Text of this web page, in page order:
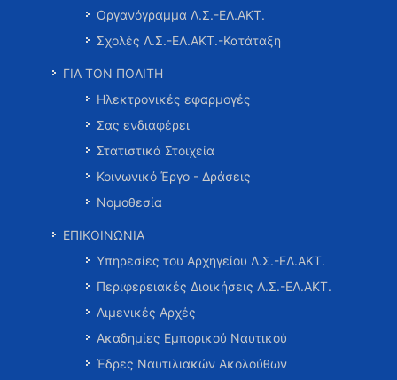
Οργανόγραμμα Λ.Σ.-ΕΛ.ΑΚΤ.
Σχολές Λ.Σ.-ΕΛ.ΑΚΤ.-Κατάταξη
ΓΙΑ ΤΟΝ ΠΟΛΙΤΗ
Ηλεκτρονικές εφαρμογές
Σας ενδιαφέρει
Στατιστικά Στοιχεία
Κοινωνικό Έργο - Δράσεις
Νομοθεσία
ΕΠΙΚΟΙΝΩΝΙΑ
Υπηρεσίες του Αρχηγείου Λ.Σ.-ΕΛ.ΑΚΤ.
Περιφερειακές Διοικήσεις Λ.Σ.-ΕΛ.ΑΚΤ.
Λιμενικές Αρχές
Ακαδημίες Εμπορικού Ναυτικού
Έδρες Ναυτιλιακών Ακολούθων